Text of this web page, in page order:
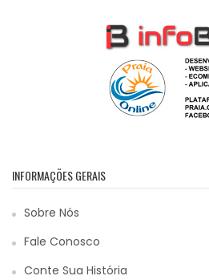
INFORMAÇÕES GERAIS
Sobre Nós
Fale Conosco
Conte Sua História